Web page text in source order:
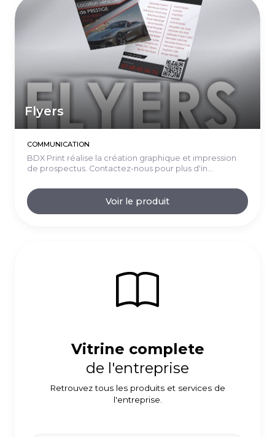
Flyers
COMMUNICATION
BDX Print réalise la création graphique et impression
de prospectus. Contactez-nous pour plus d'in...
Voir le produit
Vitrine complete
de l'entreprise
Retrouvez tous les produits et services de
l'entreprise.